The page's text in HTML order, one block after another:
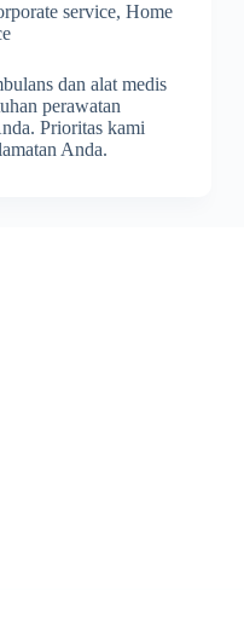
service, Home
dan alat medis
perawatan
Prioritas kami
Anda.